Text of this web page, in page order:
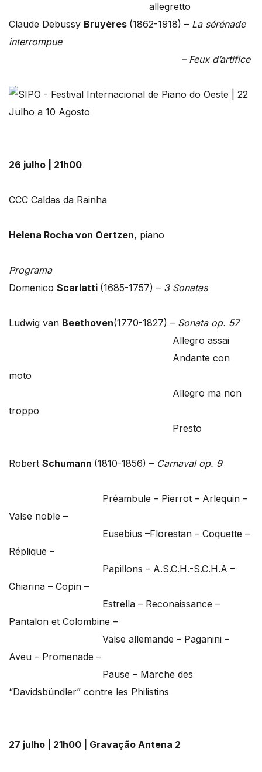
allegretto
Claude Debussy Bruyères (1862-1918) – La sérénade
interrompue
– Feux d’artifice
26 julho | 21h00
CCC Caldas da Rainha
Helena Rocha von Oertzen, piano
Programa
Domenico Scarlatti (1685-1757) – 3 Sonatas
Ludwig van Beethoven(1770-1827) – Sonata op. 57
Allegro assai
Andante con
moto
Allegro ma non
troppo
Presto
Robert Schumann (1810-1856) – Carnaval op. 9
Préambule – Pierrot – Arlequin –
Valse noble –
Eusebius –Florestan – Coquette –
Réplique –
Papillons – A.S.C.H.-S.C.H.A –
Chiarina – Copin –
Estrella – Reconaissance –
Pantalon et Colombine –
Valse allemande – Paganini –
Aveu – Promenade –
Pause – Marche des
“Davidsbündler” contre les Philistins
27 julho | 21h00 | Gravação Antena 2